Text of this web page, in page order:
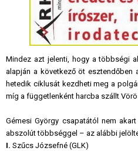
Mindez azt jelenti, hogy a többségi
alapján a következő öt esztendőben
hetedik ciklusát kezdheti meg a
míg a függetlenként harcba szállt
Gémesi György csapatától nem
abszolút többséggel – az alábbi
I. Szűcs Józsefné (GLK)